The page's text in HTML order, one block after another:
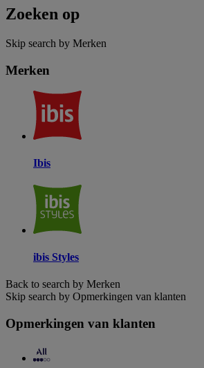
Zoeken op
Skip search by Merken
Merken
Ibis
ibis Styles
Back to search by Merken
Skip search by Opmerkingen van klanten
Opmerkingen van klanten